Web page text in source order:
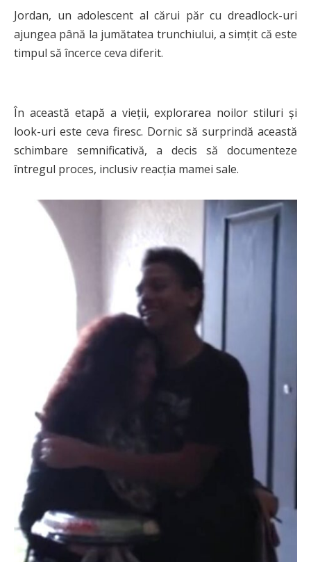
Jordan, un adolescent al cărui păr cu dreadlock-uri
ajungea până la jumătatea trunchiului, a simțit că este
timpul să încerce ceva diferit.
În această etapă a vieții, explorarea noilor stiluri și
look-uri este ceva firesc. Dornic să surprindă această
schimbare semnificativă, a decis să documenteze
întregul proces, inclusiv reacția mamei sale.